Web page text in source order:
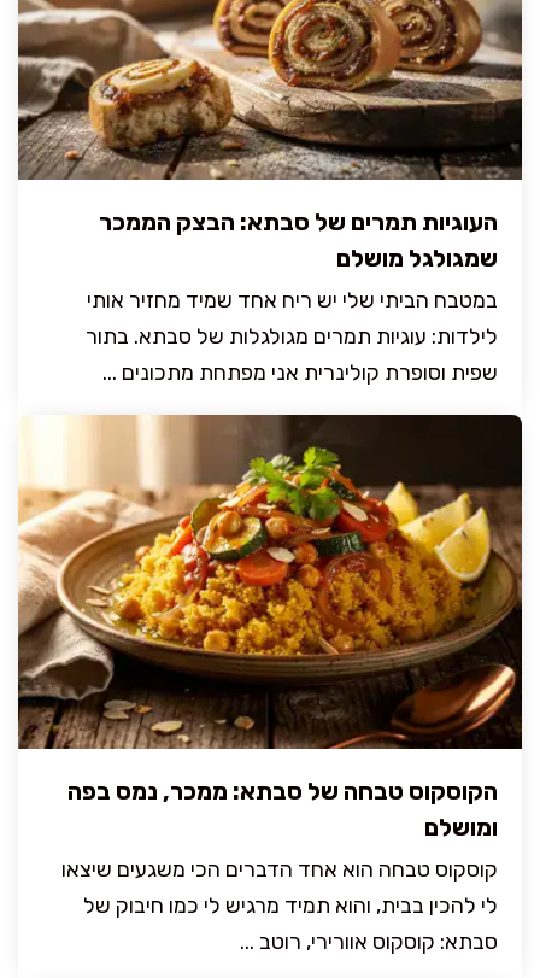
העוגיות תמרים של סבתא: הבצק הממכר
שמגולגל מושלם
במטבח הביתי שלי יש ריח אחד שמיד מחזיר אותי
לילדות: עוגיות תמרים מגולגלות של סבתא. בתור
שפית וסופרת קולינרית אני מפתחת מתכונים ...
הקוסקוס טבחה של סבתא: ממכר, נמס בפה
ומושלם
קוסקוס טבחה הוא אחד הדברים הכי משגעים שיצאו
לי להכין בבית, והוא תמיד מרגיש לי כמו חיבוק של
סבתא: קוסקוס אוורירי, רוטב ...